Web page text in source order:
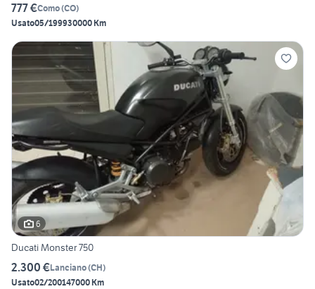
777 €Como(CO)
Usato05/199930000 Km
6
Ducati Monster 750
2.300 €Lanciano(CH)
Usato02/200147000 Km